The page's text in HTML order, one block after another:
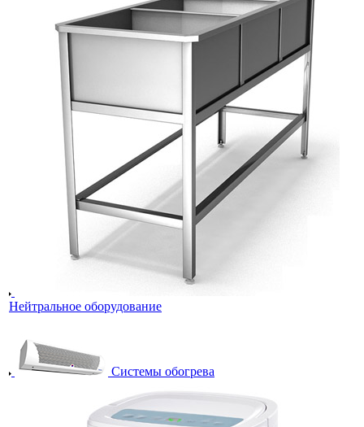
Нейтральное оборудование
Системы обогрева